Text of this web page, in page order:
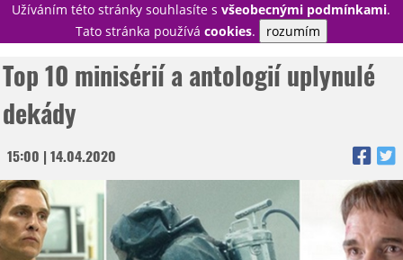
Užíváním této stránky souhlasíte svšeobecnými podmínkami.
Tato stránka používá cookies. rozumím
PŘIHLÁSIT
NOVINKY
TÉMATA
RECENZE
EPIZODY
KULT
TRAILERY
GALERIE
Top 10 minisérií a antologií uplynulé
dekády
15:00 | 14.04.2020